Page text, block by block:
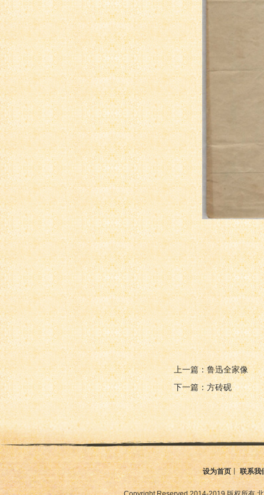
上一篇：鲁迅全家像
下一篇：方砖砚
设为首页丨联系我